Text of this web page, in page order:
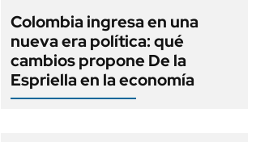
Colombia ingresa en una
nueva era política: qué
cambios propone De la
Espriella en la economía